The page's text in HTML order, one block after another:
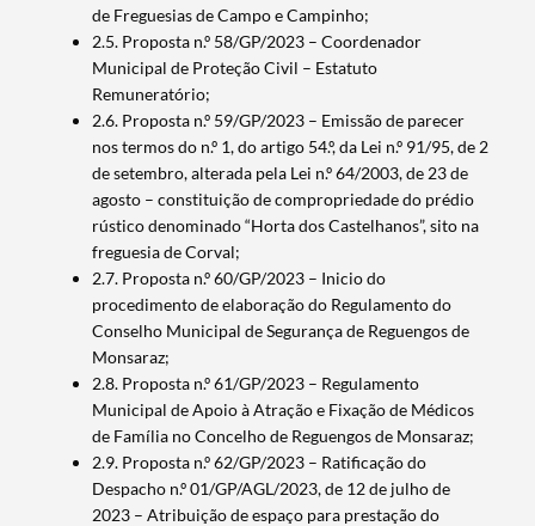
de Freguesias de Campo e Campinho;
2.5. Proposta n.º 58/GP/2023 – Coordenador
Municipal de Proteção Civil – Estatuto
Remuneratório;
2.6. Proposta n.º 59/GP/2023 – Emissão de parecer
nos termos do n.º 1, do artigo 54.º, da Lei n.º 91/95, de 2
de setembro, alterada pela Lei n.º 64/2003, de 23 de
agosto – constituição de compropriedade do prédio
rústico denominado “Horta dos Castelhanos”, sito na
freguesia de Corval;
2.7. Proposta n.º 60/GP/2023 – Inicio do
procedimento de elaboração do Regulamento do
Conselho Municipal de Segurança de Reguengos de
Monsaraz;
2.8. Proposta n.º 61/GP/2023 – Regulamento
Municipal de Apoio à Atração e Fixação de Médicos
de Família no Concelho de Reguengos de Monsaraz;
2.9. Proposta n.º 62/GP/2023 – Ratificação do
Despacho n.º 01/GP/AGL/2023, de 12 de julho de
2023 – Atribuição de espaço para prestação do